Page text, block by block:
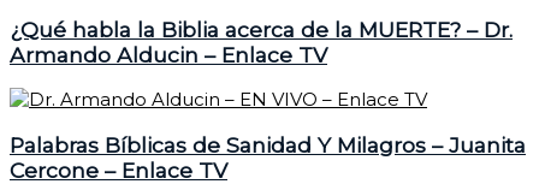
¿Qué habla la Biblia acerca de la MUERTE? – Dr.
Armando Alducin – Enlace TV
Palabras Bíblicas de Sanidad Y Milagros – Juanita
Cercone – Enlace TV